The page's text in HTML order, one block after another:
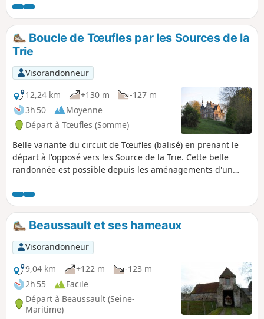
Rogeant et de Toeufles sont à remarquer. La remontée sur
le plateau permet un beau point de vue sur la vallée de la
Trie, avant le retour vers Houdent.
Boucle de Tœufles par les Sources de la
Trie
Visorandonneur
12,24 km
+130 m
-127 m
3h 50
Moyenne
Départ à Tœufles (Somme)
Belle variante du circuit de Tœufles (balisé) en prenant le
départ à l'opposé vers les Source de la Trie. Cette belle
randonnée est possible depuis les aménagements d'un
Communauté de Communes du Vimeu.
Beaussault et ses hameaux
Visorandonneur
9,04 km
+122 m
-123 m
2h 55
Facile
Départ à Beaussault (Seine-
Maritime)